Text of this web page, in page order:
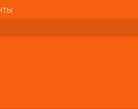
LED материалов. Для
магнитная панель служит
CCFL и LED позволяет
геля в сравнении с обычной
полимеризации гелей,
30 сек. Нижняя панель на
(нажатием кнопки)